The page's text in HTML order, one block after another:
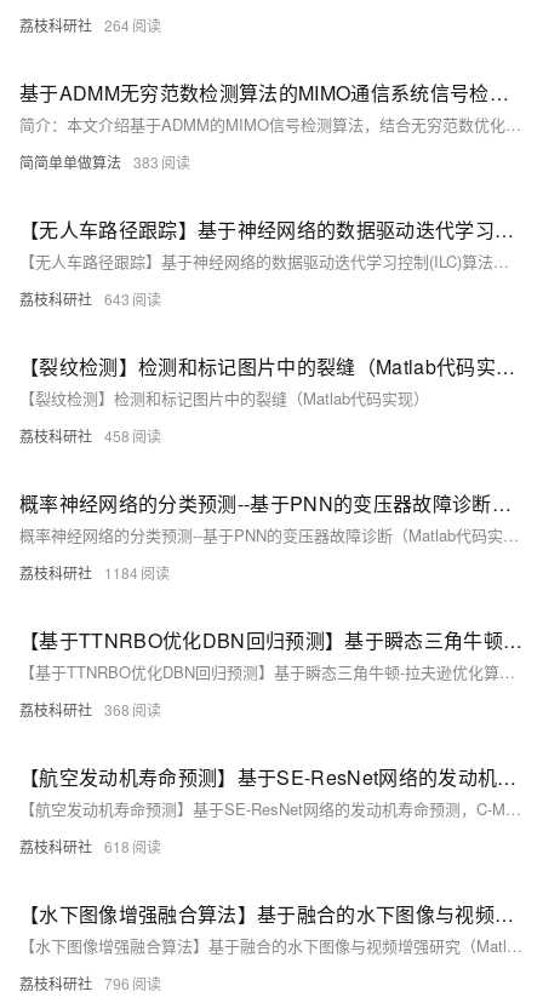
荔枝科研社 264
基于ADMM无穷范数检测算法的MIMO通信系统信号检测MATLAB仿真,对比ML,MMSE,ZF以及LAMA
简介：本文介绍基于ADMM的MIMO信号检测算法，结合无穷范数优化与交替方向乘子法，降低计算复杂度并提升检测性能。涵盖MATLAB 2024b实现效果图、核心代码及详细注释，并对比ML、MMSE、ZF、OCD_MMSE与LAMA等算法。重点分析LAMA基于消息传递的低复杂度优势，适用于大规模MIMO系统，为通信系统检测提供理论支持与实践方案。（238字）
简简单单做算法 383
【无人车路径跟踪】基于神经网络的数据驱动迭代学习控制(ILC)算法，用于具有未知模型和重复任务的非线性单输入单输出(SISO)离散时间系统的无人车的路径跟踪（Matlab代码实现）
【无人车路径跟踪】基于神经网络的数据驱动迭代学习控制(ILC)算法，用于具有未知模型和重复任务的非线性单输入单输出(SISO)离散时间系统的无人车的路径跟踪（Matlab代码实现）
荔枝科研社 643
【裂纹检测】检测和标记图片中的裂缝（Matlab代码实现）
【裂纹检测】检测和标记图片中的裂缝（Matlab代码实现）
荔枝科研社 458
概率神经网络的分类预测--基于PNN的变压器故障诊断（Matlab代码实现）
概率神经网络的分类预测--基于PNN的变压器故障诊断（Matlab代码实现）
荔枝科研社 1184
【基于TTNRBO优化DBN回归预测】基于瞬态三角牛顿-拉夫逊优化算法（TTNRBO）优化深度信念网络（DBN）数据回归预测研究（Matlab代码实现）
【基于TTNRBO优化DBN回归预测】基于瞬态三角牛顿-拉夫逊优化算法（TTNRBO）优化深度信念网络（DBN）数据回归预测研究（Matlab代码实现）
荔枝科研社 368
【航空发动机寿命预测】基于SE-ResNet网络的发动机寿命预测，C-MAPSS航空发动机寿命预测研究（Matlab代码实现）
【航空发动机寿命预测】基于SE-ResNet网络的发动机寿命预测，C-MAPSS航空发动机寿命预测研究（Matlab代码实现）
荔枝科研社 618
【水下图像增强融合算法】基于融合的水下图像与视频增强研究（Matlab代码实现）
【水下图像增强融合算法】基于融合的水下图像与视频增强研究（Matlab代码实现）
荔枝科研社 796